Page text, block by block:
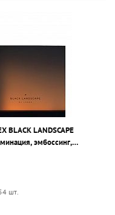
BLACK LANDSCAPE
эмбоссинг,
шт.